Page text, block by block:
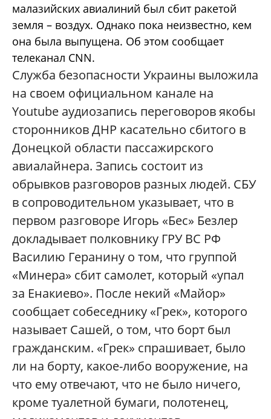
малазийских авиалиний был сбит ракетой
земля – воздух. Однако пока неизвестно, кем
она была выпущена. Об этом сообщает
телеканал CNN.
Служба безопасности Украины выложила
на своем официальном канале на
Youtube аудиозапись переговоров якобы
сторонников ДНР касательно сбитого в
Донецкой области пассажирского
авиалайнера. Запись состоит из
обрывков разговоров разных людей. СБУ
в сопроводительном указывает, что в
первом разговоре Игорь «Бес» Безлер
докладывает полковнику ГРУ ВС РФ
Василию Геранину о том, что группой
«Минера» сбит самолет, который «упал
за Енакиево». После некий «Майор»
сообщает собеседнику «Грек», которого
называет Сашей, о том, что борт был
гражданским. «Грек» спрашивает, было
ли на борту, какое-либо вооружение, на
что ему отвечают, что не было ничего,
кроме туалетной бумаги, полотенец,